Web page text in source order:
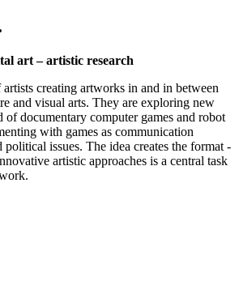
art – artistic research
creating artworks in and in between
and visual arts. They are exploring new
of documentary computer games and robot
with games as communication
issues. The idea creates the format -
artistic approaches is a central task